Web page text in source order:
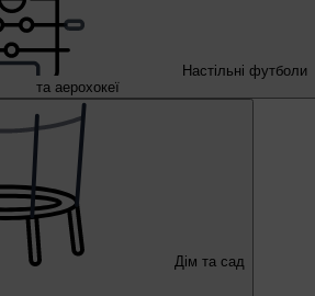
Настільні футболи
та аерохокеї
Дім та сад